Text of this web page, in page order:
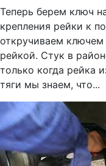
Теперь берем ключ
крепления рейки к
откручиваем
рейкой. Стук в
только когда рейка
тяги мы знаем, что...